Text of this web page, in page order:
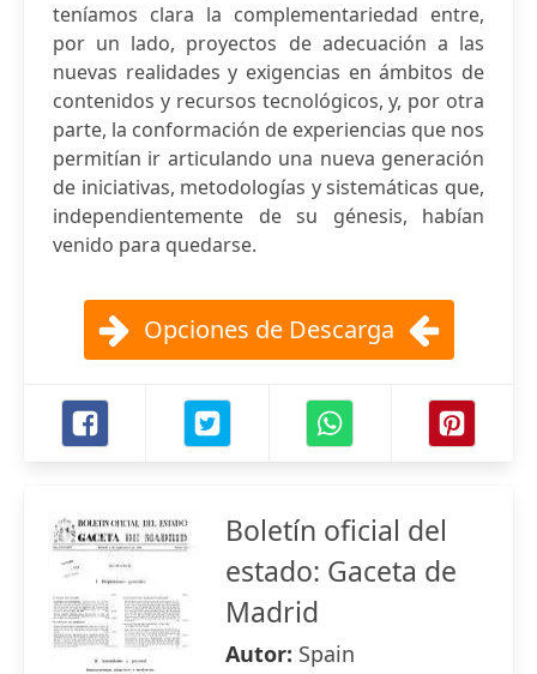
teníamos clara la complementariedad entre,
por un lado, proyectos de adecuación a las
nuevas realidades y exigencias en ámbitos de
contenidos y recursos tecnológicos, y, por otra
parte, la conformación de experiencias que nos
permitían ir articulando una nueva generación
de iniciativas, metodologías y sistemáticas que,
independientemente de su génesis, habían
venido para quedarse.
Opciones de Descarga
Boletín oficial del
estado: Gaceta de
Madrid
Autor: Spain